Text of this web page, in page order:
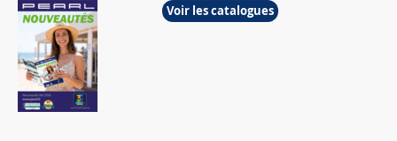
Voir les catalogues